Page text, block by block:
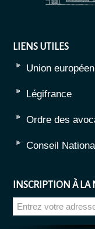
LIENS UTILES
Union
Légifrance
Ordre des
Conseil
INSCRIPTION À LA